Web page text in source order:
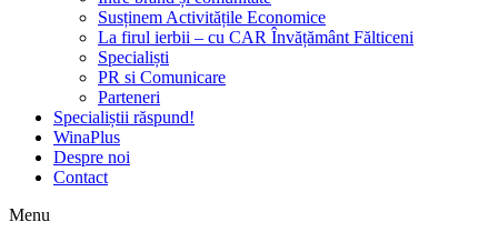
Susținem Activitățile Economice
La firul ierbii – cu CAR Învățământ Fălticeni
Specialiști
PR si Comunicare
Parteneri
Specialiștii răspund!
WinaPlus
Despre noi
Contact
Menu